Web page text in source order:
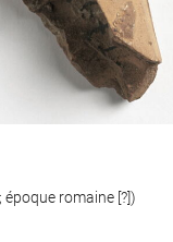
époque romaine [?])